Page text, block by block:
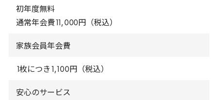
初年度無料
通常年会費 11,000円（税込）
家族会員年会費
1枚につき 1, 100円（税込）
安心のサービス